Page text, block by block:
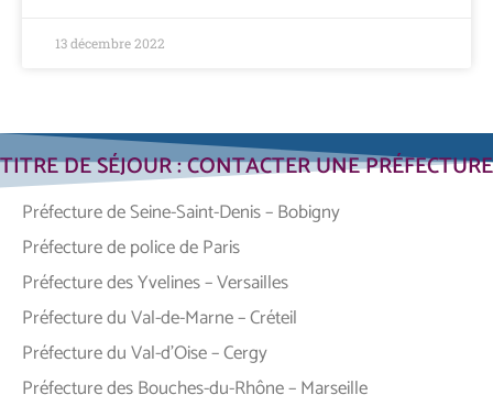
13 décembre 2022
TITRE DE SÉJOUR : CONTACTER UNE PRÉFECTURE
Préfecture de Seine-Saint-Denis – Bobigny
Préfecture de police de Paris
Préfecture des Yvelines – Versailles
Préfecture du Val-de-Marne – Créteil
Préfecture du Val-d’Oise – Cergy
Préfecture des Bouches-du-Rhône – Marseille